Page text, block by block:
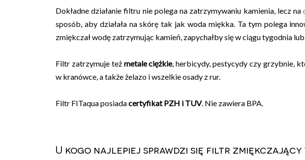
Dokładne działanie filtru nie polega na zatrzymywaniu kamienia, lecz na
sposób, aby działała na skórę tak jak woda miękka. Ta tym polega
zmiękczał wodę zatrzymując kamień, zapychałby się w ciągu tygodnia
Filtr zatrzymuje też metale ciężkie, herbicydy, pestycydy czy grzybnie,
w kranówce, a także żelazo i wszelkie osady z rur.
Filtr FITaqua posiadacertyfikat PZH i TUV. Nie zawiera BPA.
U kogo najlepiej sprawdzi się filtr zmiękczający